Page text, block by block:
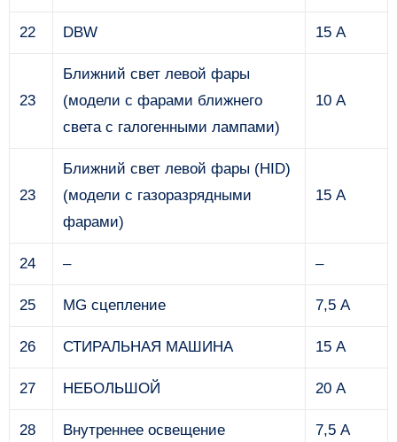
22 DBW 15 А
23
Ближний свет левой фары
(модели с фарами ближнего
света с галогенными лампами)
10 А
23
Ближний свет левой фары (HID)
(модели с газоразрядными
фарами)
15 А
24 – –
25 MG сцепление 7,5 А
26 СТИРАЛЬНАЯ МАШИНА 15 А
27 НЕБОЛЬШОЙ 20 А
28 Внутреннее освещение 7,5 А